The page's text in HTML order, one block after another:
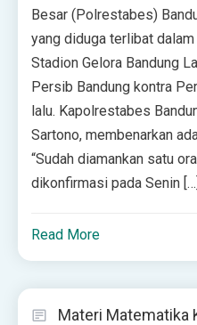
Besar (Polrestabes)
yang diduga terlibat
Stadion Gelora Bandung
Persib Bandung kontra
lalu. Kapolrestabes
Sartono, membenarkan
“Sudah diamankan satu
dikonfirmasi pada Senin […]
Read More
Materi Matematika